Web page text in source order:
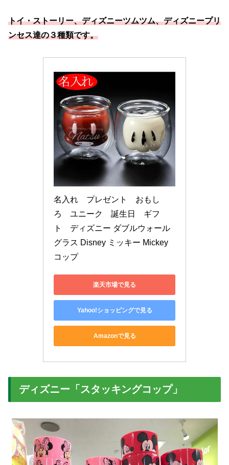
トイ・ストーリー、ディズニーツムツム、ディズニープリ
ンセス達の３種類です。
名入れ　プレゼント　おもし
ろ　ユニーク　誕生日　ギフ
ト　ディズニー ダブルウォール
グラス Disney ミッキー Mickey
コップ
楽天市場で見る
Yahoo!ショッピングで見る
Amazonで見る
ディズニー「スタッキングコップ」